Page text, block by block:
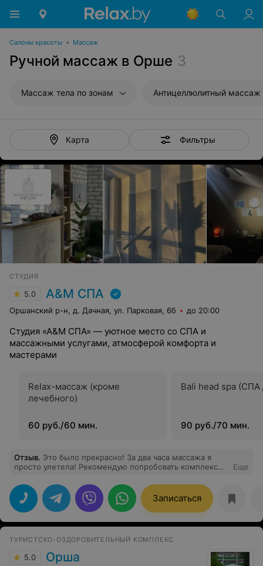
Салоны красоты • Массаж
Ручной массаж в Орше 3
Массаж тела по зонам Антицеллюлитный массаж
Карта Фильтры
СТУДИЯ
5.0 А&М СПА
Оршанский р-н, д. Дачная, ул. Парковая, 6б до 20:00
Студия «А&М СПА» — уютное место со СПА и
массажными услугами, атмосферой комфорта и
мастерами
Relax-массаж (кроме
лечебного)
60 руб./60 мин.
Bali head spa (СПА
90 руб./70 мин.
Отзыв. Это было прекрасно! За два часа массажа я
просто улетела! Рекомендую попробовать комплекс
Еще
Записаться
ТУРИСТСКО-ОЗДОРОВИТЕЛЬНЫЙ КОМПЛЕКС
5.0 Орша